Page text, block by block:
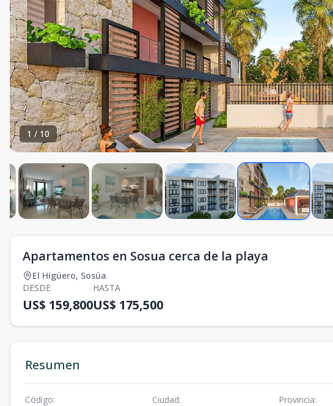
1 / 10
Apartamentos en Sosua cerca de la playa
El Higüero, Sosúa
DESDE
US$ 159,800
HASTA
US$ 175,500
Resumen
Código: Ciudad: Provincia: